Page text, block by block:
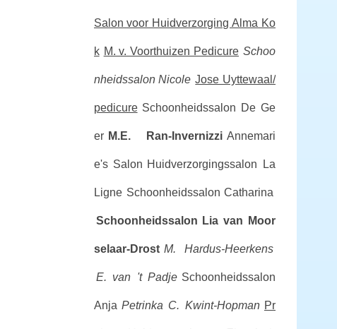
Salon voor Huidverzorging Alma Ko
k M. v. Voorthuizen Pedicure Schoo
nheidssalon Nicole Jose Uyttewaal/
pedicure Schoonheidssalon De Ge
er M.E. Ran-Invernizzi Annemari
e's Salon Huidverzorgingssalon La
Ligne Schoonheidssalon Catharina
Schoonheidssalon Lia van Moor
selaar-Drost M. Hardus-Heerkens
E. van 't Padje Schoonheidssalon
Anja Petrinka C. Kwint-Hopman Pr